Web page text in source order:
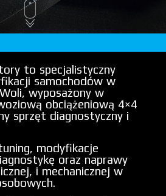
to specjalistyczny
samochodów w
wyposażony w
obciążeniową 4×4
sprzęt diagnostyczny i
modyfikacje
oraz naprawy
i mechanicznej w